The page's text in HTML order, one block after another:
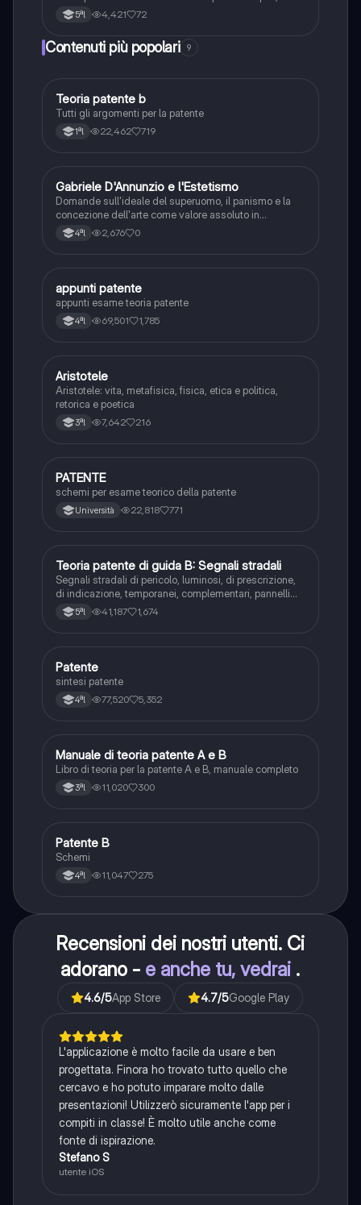
spiegazioni chiare e schemi riassuntivi.
5ªl 4,421 72
Contenuti più popolari 9
TAltro
Teoria patente b
Tutti gli argomenti per la patente
1ªl 22,462 719
GItaliano
Gabriele D'Annunzio e l'Estetismo
Domande sull'ideale del superuomo, il panismo e la
concezione dell'arte come valore assoluto in
D'Annunzio.
4ªl 2,676 0
AAltro
appunti patente
appunti esame teoria patente
4ªl 69,501 1,785
Filosofia
Aristotele
Aristotele: vita, metafisica, fisica, etica e politica,
retorica e poetica
3ªl 7,642 216
Altro
PATENTE
schemi per esame teorico della patente
Università 22,818 771
TEd. civ.
Teoria patente di guida B: Segnali stradali
Segnali stradali di pericolo, luminosi, di prescrizione,
di indicazione, temporanei, complementari, pannelli
integrativi, segnaletica orizzontale, segnalazioni
agenti del traffico, distanza di visibilità per l‘arresto,
5ªl 41,187 1,674
PAltro
Patente
sintesi patente
4ªl 77,520 5,352
Italiano
Manuale di teoria patente A e B
Libro di teoria per la patente A e B, manuale completo
3ªl 11,020 300
Altro
Patente B
Schemi
4ªl 11,047 275
Recensioni dei nostri utenti. Ci
adorano - e anche tu, vedrai .
4.6/5App Store 4.7/5Google Play
L'applicazione è molto facile da usare e ben
progettata. Finora ho trovato tutto quello che
cercavo e ho potuto imparare molto dalle
presentazioni! Utilizzerò sicuramente l'app per i
compiti in classe! È molto utile anche come
fonte di ispirazione.
Stefano S
utente iOS